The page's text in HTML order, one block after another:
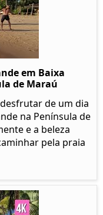
em Baixa
de Maraú
de um dia
na Península de
e a beleza
pela praia